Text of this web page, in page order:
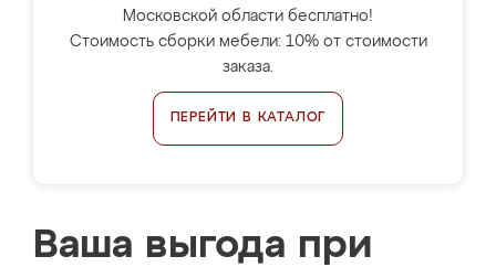
Московской области бесплатно!
Стоимость сборки мебели: 10% от стоимости
заказа.
ПЕРЕЙТИ В КАТАЛОГ
Ваша выгода при